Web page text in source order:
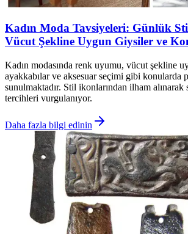
Kadın Moda Tavsiyeleri: Günlük
Vücut Şekline Uygun Giysiler ve
Kadın modasında renk uyumu, vücut şekline
ayakkabılar ve aksesuar seçimi gibi konularda
sunulmaktadır. Stil ikonlarından ilham
tercihleri vurgulanıyor.
Daha fazla bilgi edinin